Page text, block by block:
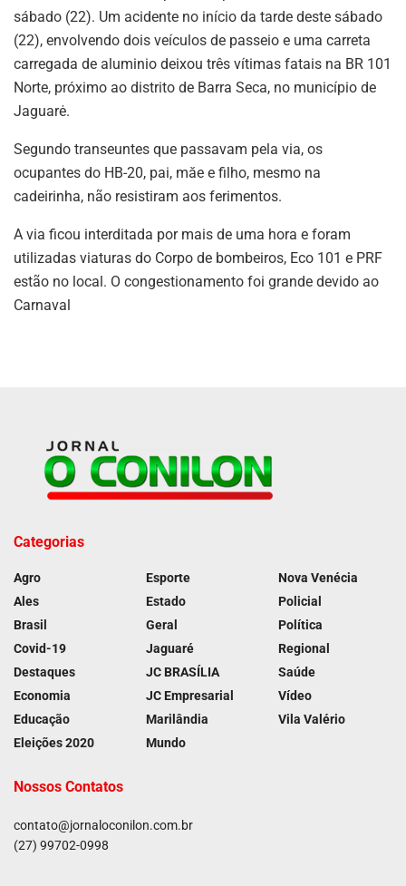
sábado (22). Um acidente no início da tarde deste sábado
(22), envolvendo dois veículos de passeio e uma carreta
carregada de aluminio deixou três vítimas fatais na BR 101
Norte, próximo ao distrito de Barra Seca, no município de
Jaguarė.
Segundo transeuntes que passavam pela via, os
ocupantes do HB-20, pai, măe e filho, mesmo na
cadeirinha, não resistiram aos ferimentos.
A via ficou interditada por mais de uma hora e foram
utilizadas viaturas do Corpo de bombeiros, Eco 101 e PRF
estão no local. O congestionamento foi grande devido ao
Carnaval
Categorias
Agro
Ales
Brasil
Covid-19
Destaques
Economia
Educação
Eleições 2020
Esporte
Estado
Geral
Jaguaré
JC BRASÍLIA
JC Empresarial
Marilândia
Mundo
Nova Venécia
Policial
Política
Regional
Saúde
Vídeo
Vila Valério
Nossos Contatos
contato@jornaloconilon.com.br
(27) 99702-0998